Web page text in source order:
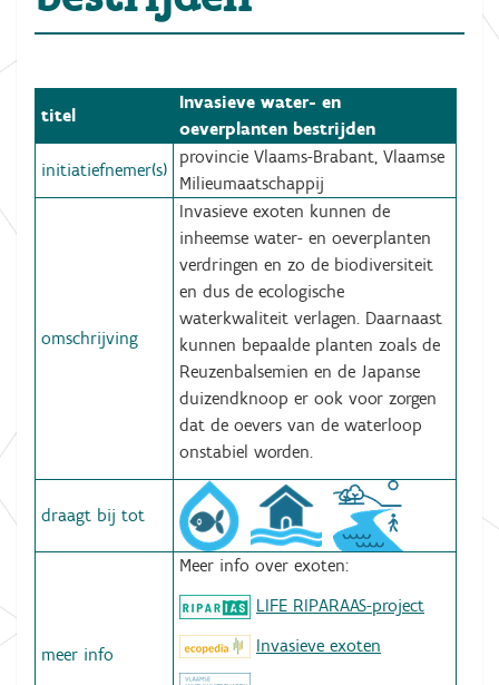
titel
Invasieve water- en
oeverplanten bestrijden
initiatiefnemer(s)
provincie Vlaams-Brabant, Vlaamse
Milieumaatschappij
omschrijving
Invasieve exoten kunnen de
inheemse water- en oeverplanten
verdringen en zo de biodiversiteit
en dus de ecologische
waterkwaliteit verlagen. Daarnaast
kunnen bepaalde planten zoals de
Reuzenbalsemien en de Japanse
duizendknoop er ook voor zorgen
dat de oevers van de waterloop
onstabiel worden.
draagt bij tot
meer info
Meer info over exoten:
LIFE RIPARAAS-project
Invasieve exoten